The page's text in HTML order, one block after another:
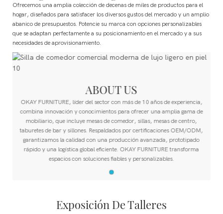
Ofrecemos una amplia colección de decenas de miles de productos para el
hogar, diseñados para satisfacer los diversos gustos del mercado y un amplio
abanico de presupuestos. Potencie su marca con opciones personalizables
que se adaptan perfectamente a su posicionamiento en el mercado y a sus
necesidades de aprovisionamiento.
ABOUT US
OKAY FURNITURE, líder del sector con más de 10 años de experiencia,
combina innovación y conocimientos para ofrecer una amplia gama de
mobiliario, que incluye mesas de comedor, sillas, mesas de centro,
taburetes de bar y sillones. Respaldados por certificaciones OEM/ODM,
garantizamos la calidad con una producción avanzada, prototipado
rápido y una logística global eficiente. OKAY FURNITURE transforma
espacios con soluciones fiables y personalizables.
Exposición De Talleres